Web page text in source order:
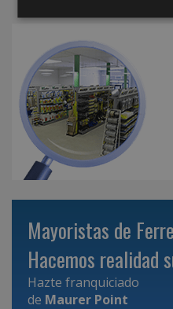
Mayoristas de
Hacemos realidad
Hazte franquiciado
de Maurer Point